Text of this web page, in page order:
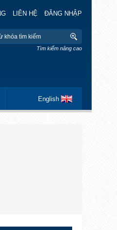
LIÊN HỆ ĐĂNG NHẬP
Tìm kiếm nâng cao
English